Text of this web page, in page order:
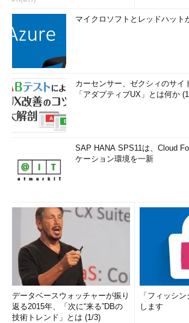
マイクロソフトとレッドハット
カーセンサー、ゼクシィのサイ
「アダプティブUX」とは何か
SAP HANA SPS11は、Cloud
ケーション環境を一新
データベースウォッチャーが振り
返る2015年、「次に“来る”DBの
技術トレンド」とは (1/3)
「フィッシ
します